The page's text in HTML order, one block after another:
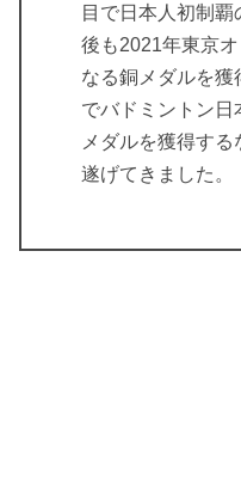
目で日本人初制
後も2021年東京
なる銅メダルを獲
でバドミントン日
メダルを獲得する
遂げてきました。